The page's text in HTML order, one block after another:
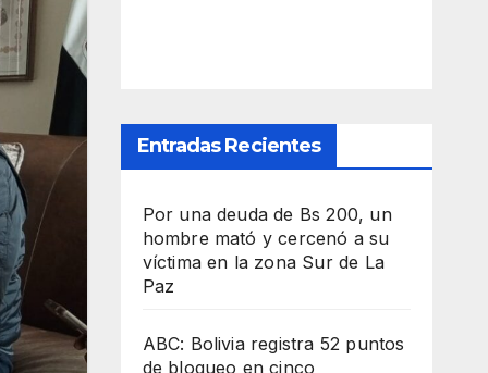
Entradas Recientes
Por una deuda de Bs 200, un
hombre mató y cercenó a su
víctima en la zona Sur de La
Paz
ABC: Bolivia registra 52 puntos
de bloqueo en cinco